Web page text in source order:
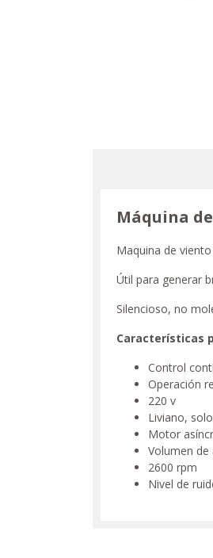
Máquina
Maquina de
Útil para generar
Silencioso, no
Características
Control
Operación
220 v
Liviano,
Motor
Volumen
2600 rpm
Nivel de